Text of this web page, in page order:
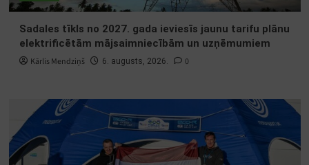
Sadales tīkls no 2027. gada ieviesīs jaunu tarifu plānu
elektrificētām mājsaimniecībām un uzņēmumiem
Kārlis Mendziņš 6. augusts, 2026. 0